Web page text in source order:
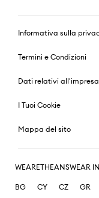
Informativa sulla
Termini e Condizioni
Dati relativi all'impresa
I Tuoi Cookie
Mappa del sito
WEARETHEANSWEAR
BG CY CZ GR